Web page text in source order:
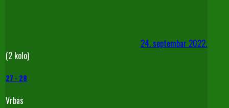
24. septembar 2022.
(2 kolo)
27 - 28
Vrbas